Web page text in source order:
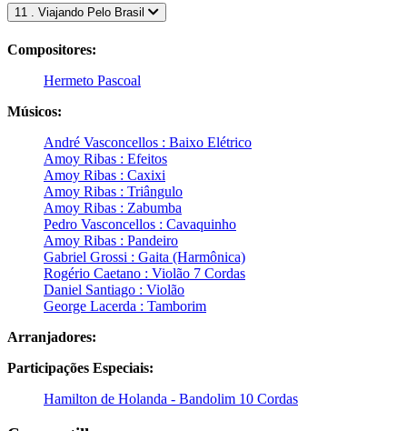
11 . Viajando Pelo Brasil
Compositores:
Hermeto Pascoal
Músicos:
André Vasconcellos : Baixo Elétrico
Amoy Ribas : Efeitos
Amoy Ribas : Caxixi
Amoy Ribas : Triângulo
Amoy Ribas : Zabumba
Pedro Vasconcellos : Cavaquinho
Amoy Ribas : Pandeiro
Gabriel Grossi : Gaita (Harmônica)
Rogério Caetano : Violão 7 Cordas
Daniel Santiago : Violão
George Lacerda : Tamborim
Arranjadores:
Participações Especiais:
Hamilton de Holanda - Bandolim 10 Cordas